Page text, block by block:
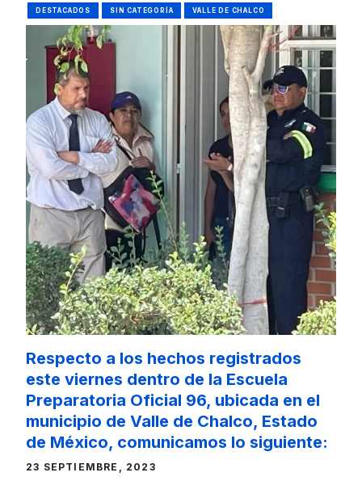
DESTACADOS SIN CATEGORÍA VALLE DE CHALCO
Respecto a los hechos registrados
este viernes dentro de la Escuela
Preparatoria Oficial 96, ubicada en el
municipio de Valle de Chalco, Estado
de México, comunicamos lo siguiente:
23 SEPTIEMBRE, 2023